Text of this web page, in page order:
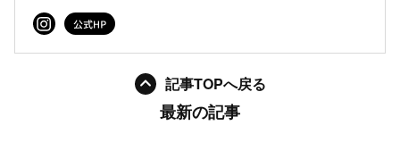
記事TOPへ戻る
最新の記事